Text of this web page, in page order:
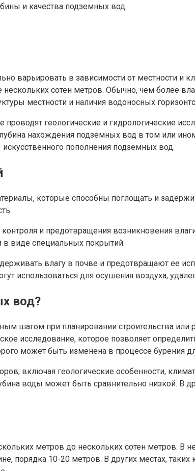
и качества подземных вод.
варьировать в зависимости от местности и
нескольких сотен метров. Обычно, чем более
местности и наличия водоносных
геологические и гидрологические
нахождения подземных вод в том или
пополнения подземных вод.
которые способны поглощать и
и предотвращения возникновения
в виде специальных покрытий.
влагу в почве и предотвращают ее
использоваться для осушения воздуха,
вод?
шагом при планировании строительства или
исследование, которое позволяет
может быть изменена в процессе бурения
включая геологические особенности,
воды может быть сравнительно низкой. В
метров до нескольких сотен метров. В
порядка 10-20 метров. В других местах,